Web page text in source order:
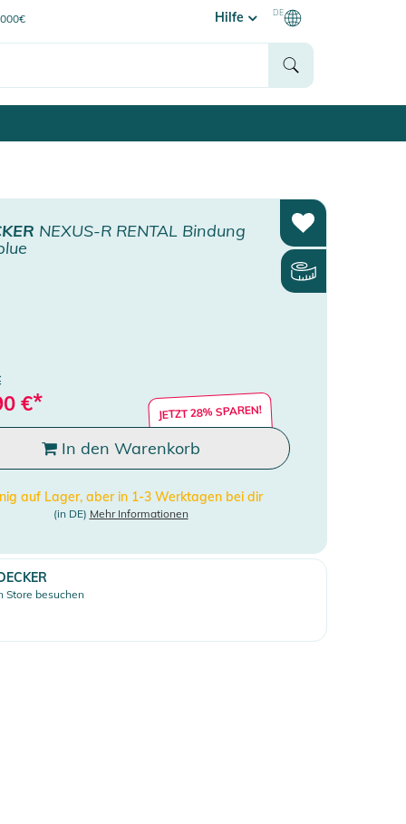
Hilfe DE
NEXUS-R RENTAL Bindung
€* JETZT 28% SPAREN!
In den Warenkorb
auf Lager, aber in 1-3 Werktagen bei dir
(in DE) Mehr Informationen
Store besuchen